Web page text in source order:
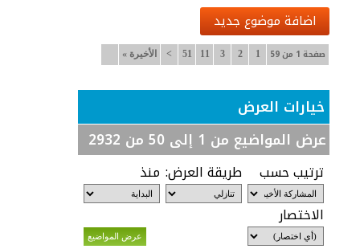
اضافة موضوع جديد
صفحة 1 من 59 1
2
3
11
51
> الأخيرة »
خيارات العرض
عرض المواضيع من 1 إلى 50 من 2932
ترتيب حسب طريقة العرض: منذ
الاختصار